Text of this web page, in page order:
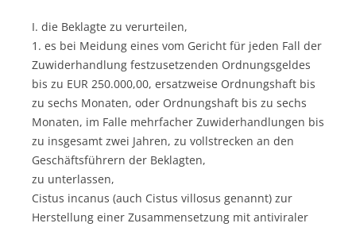
I. die Beklagte zu verurteilen,
1. es bei Meidung eines vom Gericht für jeden Fall der
Zuwiderhandlung festzusetzenden Ordnungsgeldes
bis zu EUR 250.000,00, ersatzweise Ordnungshaft bis
zu sechs Monaten, oder Ordnungshaft bis zu sechs
Monaten, im Falle mehrfacher Zuwiderhandlungen bis
zu insgesamt zwei Jahren, zu vollstrecken an den
Geschäftsführern der Beklagten,
zu unterlassen,
Cistus incanus (auch Cistus villosus genannt) zur
Herstellung einer Zusammensetzung mit antiviraler